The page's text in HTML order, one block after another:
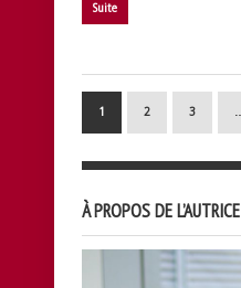
Suite
1 2 3
À PROPOS DE L’AUTRICE